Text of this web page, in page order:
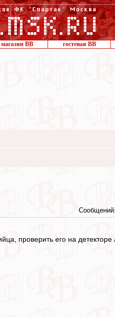
магазин ВВ гостевая ВВ
проверить его на